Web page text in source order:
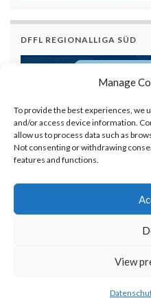
Manage
To provide the best experiences, we
and/or access device information.
allow us to process data such as
Not consenting or withdrawing
features and functions.
View
DFFL REGIONALLIGA SÜD
Graphene Themes